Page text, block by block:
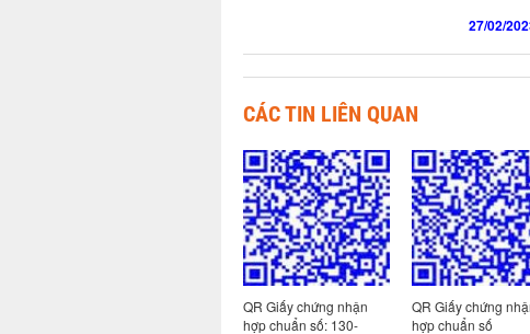
27/02/
CÁC TIN LIÊN QUAN
QR Giấy chứng nhận
hợp chuẩn số: 130-
QR Giấy chứng
hợp chuẩn số